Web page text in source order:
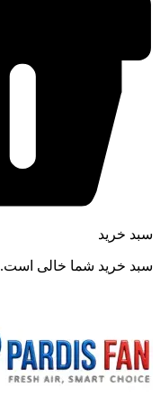
سبد خرید
سبد خرید شما خالی است.